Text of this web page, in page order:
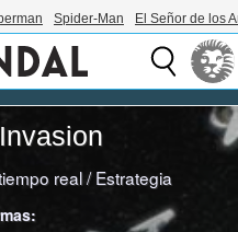
Spider-Man El Señor de los
real/Estrategia